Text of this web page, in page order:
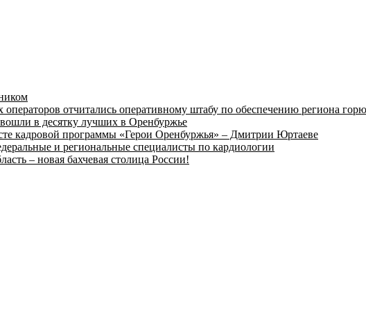
отчитались оперативному штабу по обеспечению региона
в десятку лучших в Оренбуржье
кадровой программы «Герои Оренбуржья» – Дмитрии Юртаеве
и региональные специалисты по кардиологии
– новая бахчевая столица России!